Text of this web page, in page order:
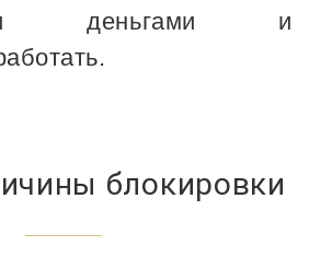
деньгами и
блокировки